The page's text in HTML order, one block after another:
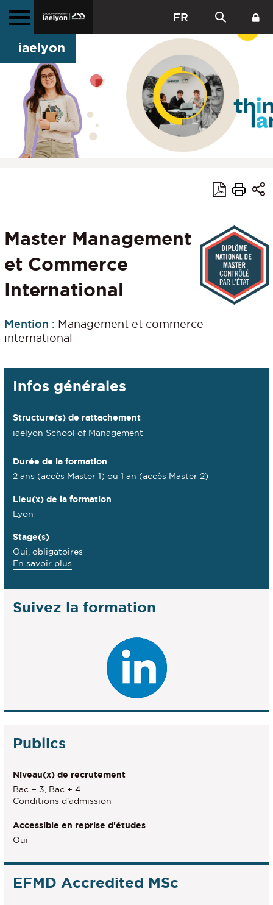
FR
iaelyon
Master Management
et Commerce
International
Mention : Management et commerce
international
Détails
Infos générales
Structure(s) de rattachement
iaelyon School of Management
Durée de la formation
2 ans (accès Master 1) ou 1 an (accès Master 2)
Lieu(x) de la formation
Lyon
Stage(s)
Oui, obligatoires
En savoir plus
des
Stage(s)
Suivez la formation
Publics
Niveau(x) de recrutement
Bac + 3, Bac + 4
Conditions d'admission
Accessible en reprise d'études
Oui
EFMD Accredited MSc